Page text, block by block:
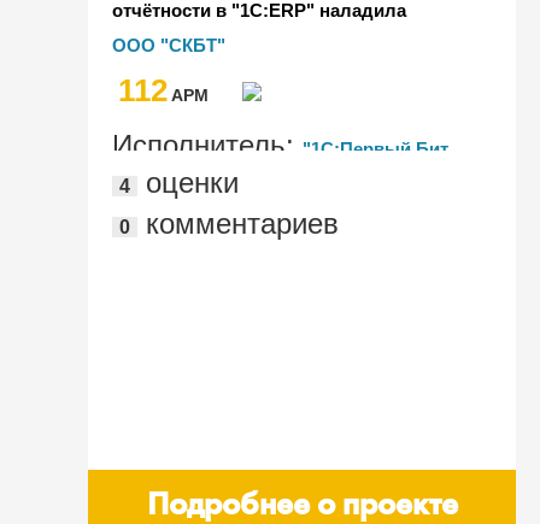
отчётности в "1С:ERP" наладила
контроль всех ключевых аспектов
ООО "СКБТ"
112AРМ
Исполнитель: "1С:Первый Бит,
Воронеж"
4 оценки
0 комментариев
Подробнее о проекте